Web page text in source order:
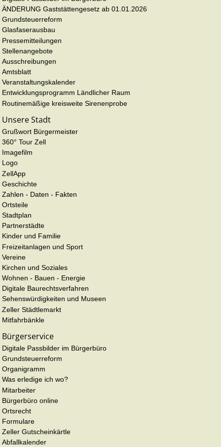
ÄNDERUNG Gaststättengesetz ab 01.01.2026
Grundsteuerreform
Glasfaserausbau
Pressemitteilungen
Stellenangebote
Ausschreibungen
Amtsblatt
Veranstaltungskalender
Entwicklungsprogramm Ländlicher Raum
Routinemäßige kreisweite Sirenenprobe
Unsere Stadt
Grußwort Bürgermeister
360° Tour Zell
Imagefilm
Logo
ZellApp
Geschichte
Zahlen - Daten - Fakten
Ortsteile
Stadtplan
Partnerstädte
Kinder und Familie
Freizeitanlagen und Sport
Vereine
Kirchen und Soziales
Wohnen - Bauen - Energie
Digitale Baurechtsverfahren
Sehenswürdigkeiten und Museen
Zeller Städtlemarkt
Mitfahrbänkle
Bürgerservice
Digitale Passbilder im Bürgerbüro
Grundsteuerreform
Organigramm
Was erledige ich wo?
Mitarbeiter
Bürgerbüro online
Ortsrecht
Formulare
Zeller Gutscheinkärtle
Abfallkalender